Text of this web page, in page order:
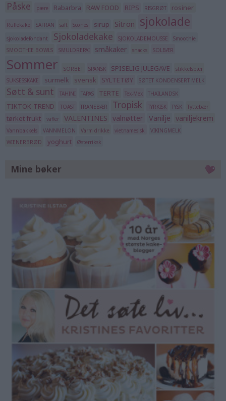
Påske pære Rabarbra RAW FOOD RIPS RISGRØT rosiner
Rullekake SAFRAN saft Scones sirup Sitron sjokolade
sjokoladefondant Sjokoladekake SJOKOLADEMOUSSE
Smoothie
SMOOTHIE BOWLS
SMULDREPAI småkaker snacks SOLBÆR
Sommer SORBET SPANSK SPISELIG JULEGAVE
stikkelsbær
SUKSESSKAKE
surmelk svensk SYLTETØY SØTET KONDENSERT MELK
Søtt & sunt TAHINI TAPAS TERTE Tex-Mex THAILANDSK
TIKTOK-TREND TOAST TRANEBÆR Tropisk TYRKISK TYSK Tyttebær
tørket frukt vafler VALENTINES valnøtter Vanilje vaniljekrem
Vannbakkels VANNMELON Varm drikke vietnamesisk
VIKINGMELK
WIENERBRØD
yoghurt Østerriksk
Mine bøker